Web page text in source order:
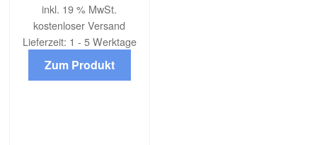
inkl. 19 % MwSt.
kostenloser Versand
Lieferzeit: 1 - 5 Werktage
Zum Produkt